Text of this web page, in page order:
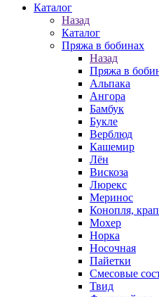
Каталог
Назад
Каталог
Пряжа в бобинах
Назад
Пряжа в
Альпака
Ангора
Бамбук
Букле
Верблюд
Кашемир
Лён
Вискоза
Люрекс
Меринос
Конопля,
Мохер
Норка
Носочная
Пайетки
Смесовые
Твид